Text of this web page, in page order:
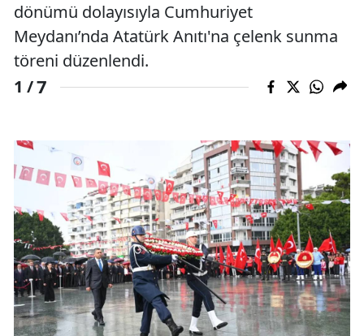
dönümü dolayısıyla Cumhuriyet
Meydanı’nda Atatürk Anıtı'na çelenk sunma
töreni düzenlendi.
1 /7